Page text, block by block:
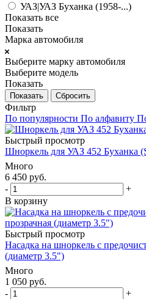
УАЗ|УАЗ Буханка (1958-...)
Показать все
Показать
Марка автомобиля
Выберите марку автомобиля
Выберите модель
Показать
Сбросить
Фильтр
По популярности По алфавиту
Быстрый просмотр
Шноркель для УАЗ 452 Буханка
Много
6 450 руб.
-
+
В корзину
Быстрый просмотр
Насадка на шноркель с
(диаметр 3.5")
Много
1 050 руб.
-
+